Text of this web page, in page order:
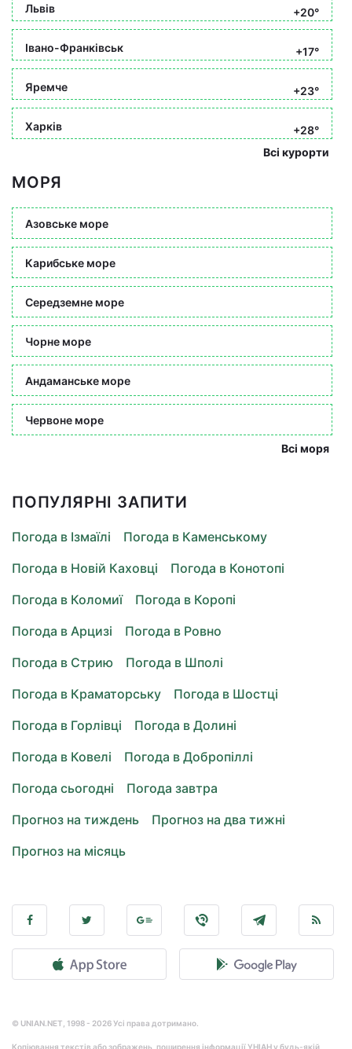
Львів +20°
Івано-Франківськ +17°
Яремче +23°
Харків
+28°
Всі курорти
МОРЯ
Азовське море
Карибське море
Середземне море
Чорне море
Андаманське море
Червоне море
Всі моря
ПОПУЛЯРНІ ЗАПИТИ
Погода в Ізмаїлі
Погода в Каменському
Погода в Новій Каховці
Погода в Конотопі
Погода в Коломиї
Погода в Коропі
Погода в Арцизі
Погода в Ровно
Погода в Стрию
Погода в Шполі
Погода в Краматорську
Погода в Шостці
Погода в Горлівці
Погода в Долині
Погода в Ковелі
Погода в Добропіллі
Погода сьогодні
Погода завтра
Прогноз на тиждень
Прогноз на два тижні
Прогноз на місяць
© UNIAN.NET, 1998 - 2026 Усі права дотримано.
Копіювання текстів або зображень, поширення інформації УНІАН у будь-якій